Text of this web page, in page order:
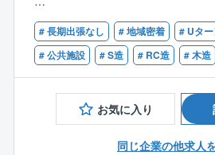
【具体的には】
はじめは、できることからお任せ
先輩たちのフォローを受けながら
指しましょう。
分からないことは聞ける風通しの
まずは経験豊富な先輩と一緒に、
務をお任せいたします。
【尚可】
■建設業界での何かしらの経験を
# 長期出張なし # 地域密着
# Uタ
# 公共施設
# S造 # RC造 # 木造
お気に入り
同じ企業の他求人